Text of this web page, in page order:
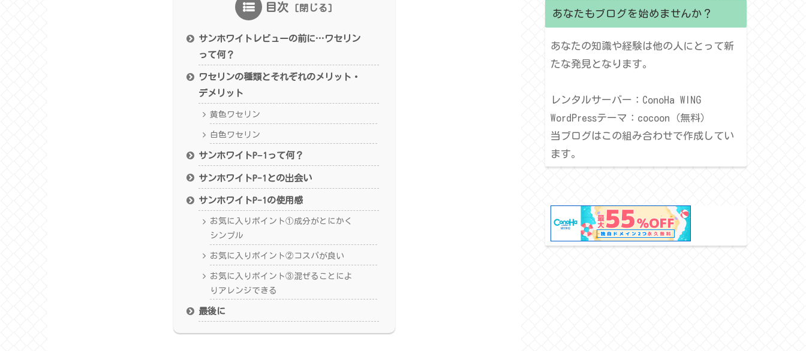
目次
サンホワイトレビューの前に…ワセリン
って何？
ワセリンの種類とそれぞれのメリット・
デメリット
黄色ワセリン
白色ワセリン
サンホワイトP−1って何？
サンホワイトP-1との出会い
サンホワイトP-1の使用感
お気に入りポイント①成分がとにかく
シンプル
お気に入りポイント②コスパが良い
お気に入りポイント③混ぜることによ
りアレンジできる
最後に
あなたもブログを始めませんか？
あなたの知識や経験は他の人にとって新
たな発見となります。
レンタルサーバー：ConoHa WING
WordPressテーマ：cocoon（無料）
当ブログはこの組み合わせで作成してい
ます。